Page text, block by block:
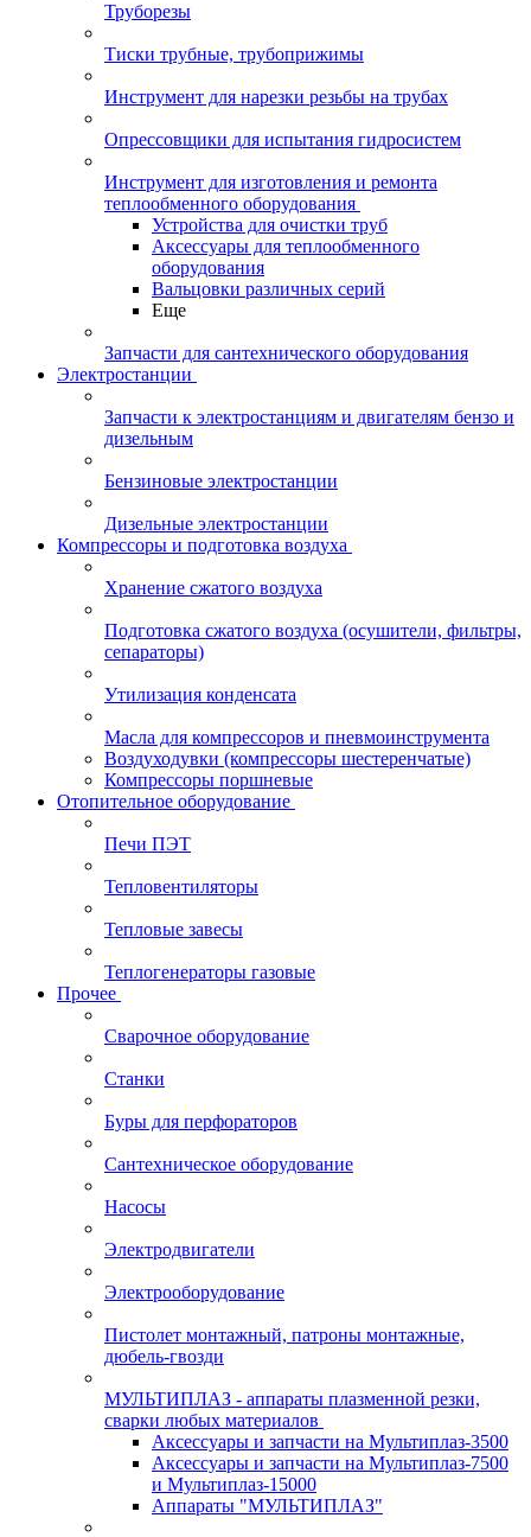
Труборезы
Тиски трубные, трубоприжимы
Инструмент для нарезки резьбы на трубах
Опрессовщики для испытания гидросистем
Инструмент для изготовления и ремонта
теплообменного оборудования
Устройства для очистки труб
Аксессуары для теплообменного
оборудования
Вальцовки различных серий
Еще
Запчасти для сантехнического оборудования
Электростанции
Запчасти к электростанциям и двигателям бензо и
дизельным
Бензиновые электростанции
Дизельные электростанции
Компрессоры и подготовка воздуха
Хранение сжатого воздуха
Подготовка сжатого воздуха (осушители, фильтры,
сепараторы)
Утилизация конденсата
Масла для компрессоров и пневмоинструмента
Воздуходувки (компрессоры шестеренчатые)
Компрессоры поршневые
Отопительное оборудование
Печи ПЭТ
Тепловентиляторы
Тепловые завесы
Теплогенераторы газовые
Прочее
Сварочное оборудование
Станки
Буры для перфораторов
Сантехническое оборудование
Насосы
Электродвигатели
Электрооборудование
Пистолет монтажный, патроны монтажные,
дюбель-гвозди
МУЛЬТИПЛАЗ - аппараты плазменной резки,
сварки любых материалов
Аксессуары и запчасти на Мультиплаз-3500
Аксессуары и запчасти на Мультиплаз-7500
и Мультиплаз-15000
Аппараты "МУЛЬТИПЛАЗ"